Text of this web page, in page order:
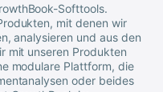
Softtools.
mit denen wir
analysieren und aus den
mit unseren Produkten
modulare Plattform, die
oder beides